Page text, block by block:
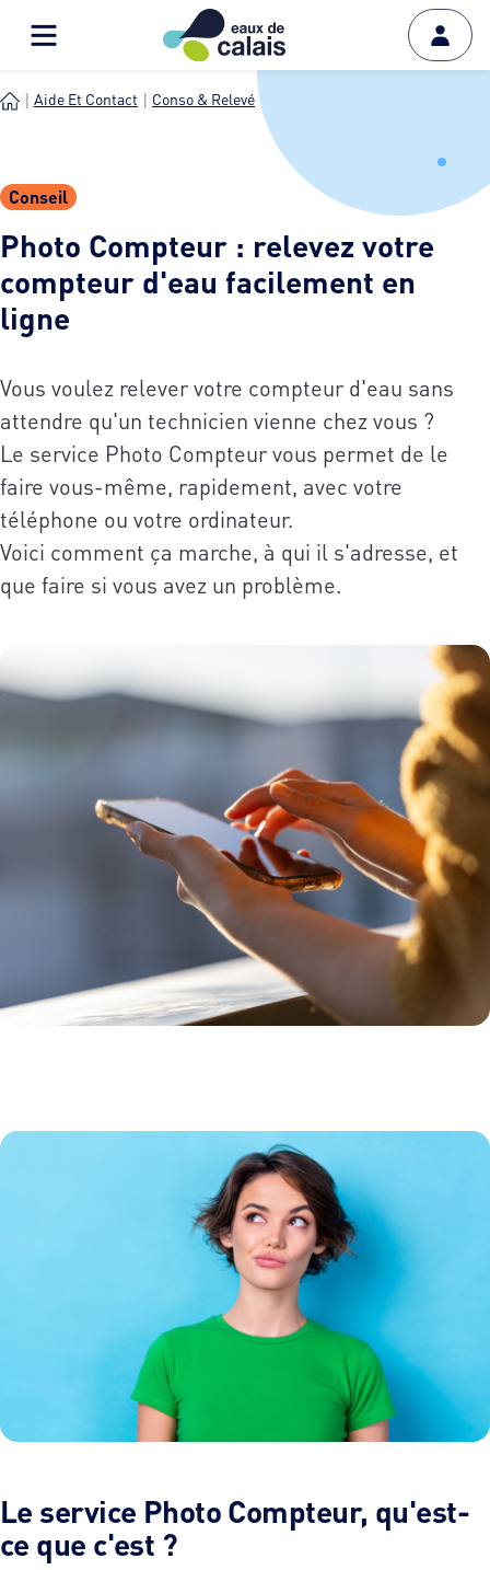
Aide Et Contact Conso & Relevé
Conseil
Photo Compteur : relevez votre
compteur d'eau facilement en
ligne
Vous voulez relever votre compteur d'eau sans
attendre qu'un technicien vienne chez vous ?
Le service Photo Compteur vous permet de le
faire vous-même, rapidement, avec votre
téléphone ou votre ordinateur.
Voici comment ça marche, à qui il s'adresse, et
que faire si vous avez un problème.
Le service Photo Compteur, qu'est-
ce que c'est ?